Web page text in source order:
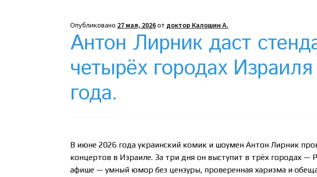
Клексан описание КомпанияКонтактыКорзина
Отзывы про Клексан Политика
Опубликовано 27 мая, 2026от доктор Калошин А.
Антон Лирник даст
четырёх городах
года.
В июне 2026 года украинский комик и шоумен Антон Лирник
концертов в Израиле. За три дня он выступит в трёх городах
афише — умный юмор без цензуры, проверенная харизма и